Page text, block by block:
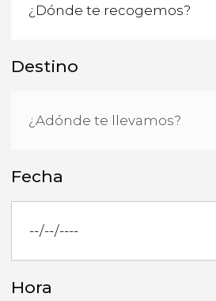
Destino
Fecha
Hora